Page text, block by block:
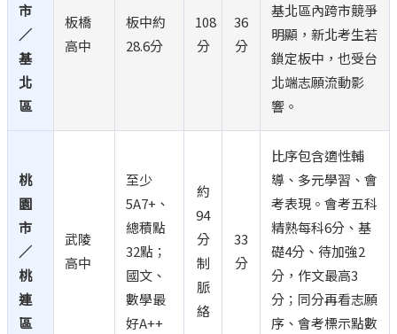
市
／
基
北
區
板橋
高中
板中約
28.6分
108
分
36
分
基北區內跨市競爭
明顯，新北考生若
鎖定板中，也受台
北端志願流動影
響。
桃
園
市
／
桃
連
區
武陵
高中
至少
5A7+、
總積點
32點；
國文、
數學最
好A++
約
94
分
制
脈
絡
33
分
比序包含適性輔
導、多元學習、會
考表現。會考五科
精熟每科6分、基
礎4分、待加強2
分，作文最高3
分；同分再看志願
序、會考標示點數